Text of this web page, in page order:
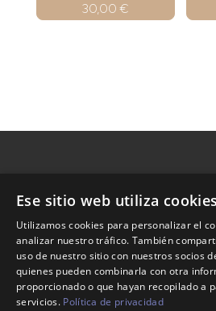
30,00€
Nosotros
Tienda
Contacto
Ese sitio web utiliza cookies
Utilizamos cookies para personalizar el
analizar nuestro tráfico. También
uso de nuestro sitio con nuestros socios
quienes pueden combinarla con otra
proporcionado o que hayan recopilado a
servicios. Política de privacidad